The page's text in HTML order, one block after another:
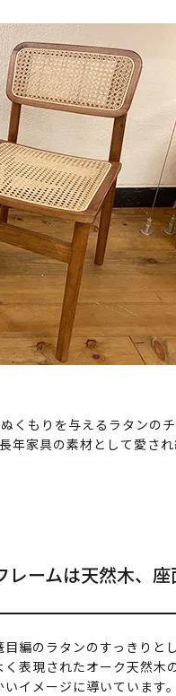
くもりを与えるラタンのチ
家具の素材として愛され
レームは天然木、
目編のラタンのすっきりと
く表現されたオーク天然木
いイメージに導いています